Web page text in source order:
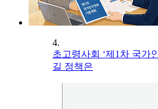
4.
초고령사회 ‘제1차 국가
길 정책은